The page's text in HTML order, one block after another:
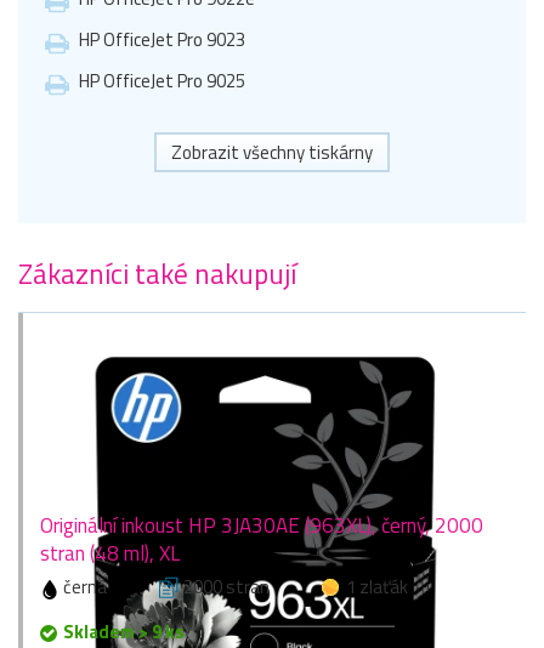
HP OfficeJet Pro 9023
HP OfficeJet Pro 9025
Zobrazit všechny tiskárny
Zákazníci také nakupují
Originální inkoust HP 3JA30AE (963XL), černý, 2000
stran (48 ml), XL
černá 2000 stran
1 zlaťák
Skladem > 9 ks